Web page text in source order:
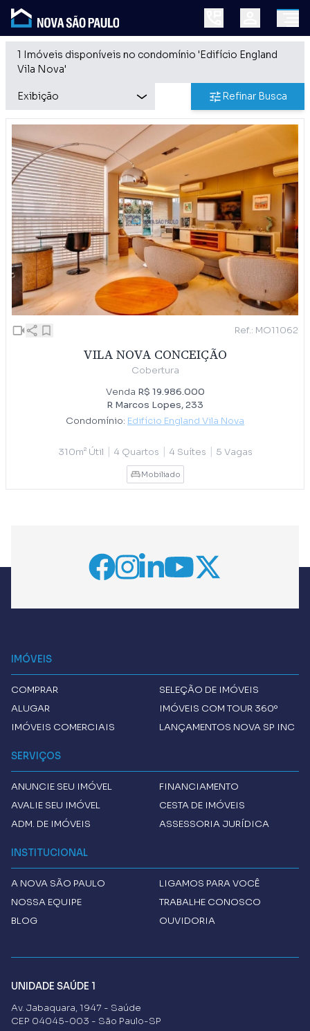
1 Imóveis disponíveis no condomínio 'Edifício England
Vila Nova'
Refinar Busca
Ref.: MO11062
VILA NOVA CONCEIÇÃO
Cobertura
Venda R$ 19.986.000
R Marcos Lopes, 233
Condomínio: Edifício England Vila Nova
310m² Útil | 4 Quartos | 4 Suítes | 5 Vagas
Mobiliado
IMÓVEIS
COMPRAR
ALUGAR
IMÓVEIS COMERCIAIS
SELEÇÃO DE IMÓVEIS
IMÓVEIS COM TOUR 360º
LANÇAMENTOS NOVA SP INC
SERVIÇOS
ANUNCIE SEU IMÓVEL
AVALIE SEU IMÓVEL
ADM. DE IMÓVEIS
FINANCIAMENTO
CESTA DE IMÓVEIS
ASSESSORIA JURÍDICA
INSTITUCIONAL
A NOVA SÃO PAULO
NOSSA EQUIPE
BLOG
LIGAMOS PARA VOCÊ
TRABALHE CONOSCO
OUVIDORIA
UNIDADE SAÚDE 1
Av. Jabaquara, 1947 - Saúde
CEP 04045-003 - São Paulo-SP